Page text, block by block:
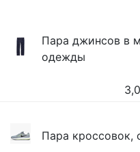
Пара джинсов в
одежды
Пара кроссовок,